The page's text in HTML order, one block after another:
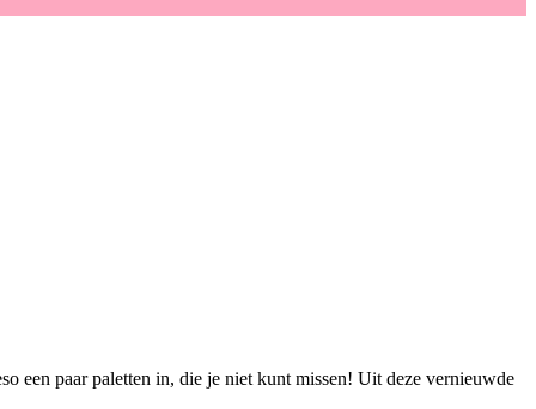
een paar paletten in, die je niet kunt missen! Uit deze vernieuwde